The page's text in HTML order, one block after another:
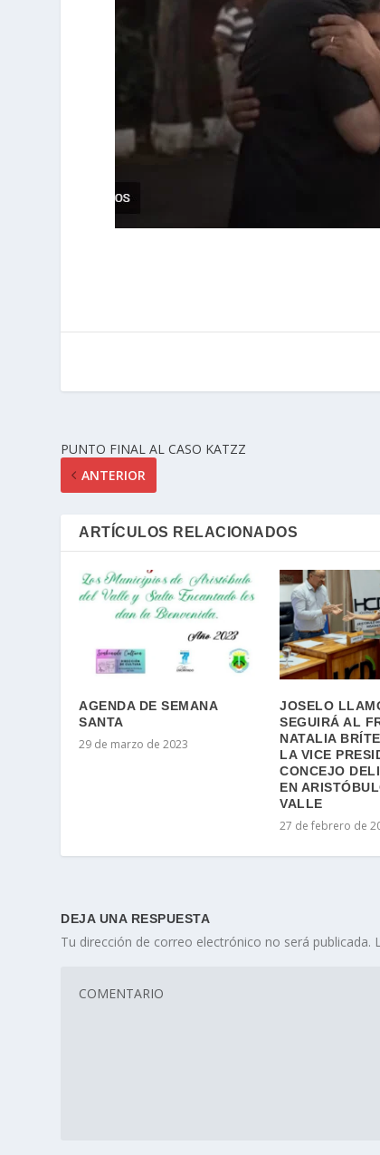
PUNTO FINAL AL CASO KATZZ
ANTERIOR
ARTÍCULOS RELACIONADOS
AGENDA DE SEMANA
SANTA
29 de marzo de 2023
JOSELO
SEGUIRÁ AL
NATALIA
LA VICE
CONCEJO
EN
VALLE
27 de febrero de
DEJA UNA RESPUESTA
Tu dirección de correo electrónico no será publicada.